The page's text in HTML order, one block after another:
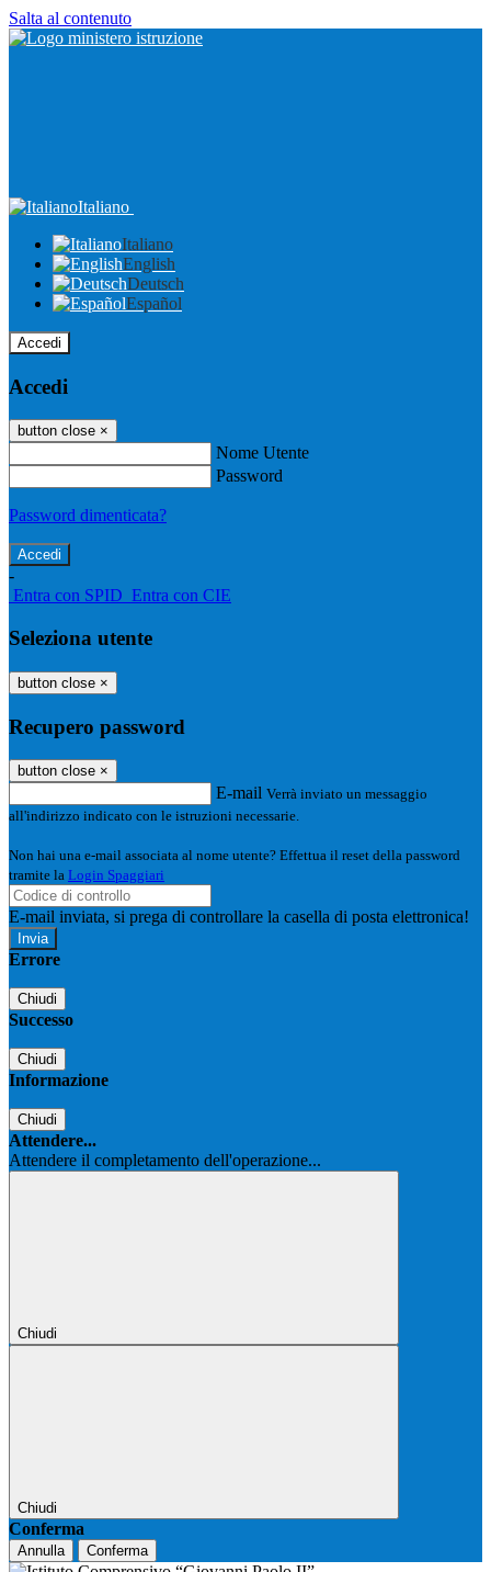
Salta al contenuto
Italiano
Italiano
English
Deutsch
Español
Accedi
Accedi
button close ×
Nome Utente
Password
Password dimenticata?
-
Entra con SPID Entra con CIE
Seleziona utente
button close ×
Recupero password
button close ×
E-mail Verrà inviato un messaggio
all'indirizzo indicato con le istruzioni necessarie.
Non hai una e-mail associata al nome utente? Effettua il reset della password
tramite la Login Spaggiari
E-mail inviata, si prega di controllare la casella di posta elettronica!
Errore
Chiudi
Successo
Chiudi
Informazione
Chiudi
Attendere...
Attendere il completamento dell'operazione...
Chiudi
Chiudi
Conferma
Annulla Conferma